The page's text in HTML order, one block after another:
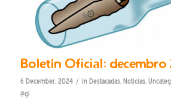
Boletín Oficial: decembro
6 December, 2024 / in Destacadas, Noticias,
@gl